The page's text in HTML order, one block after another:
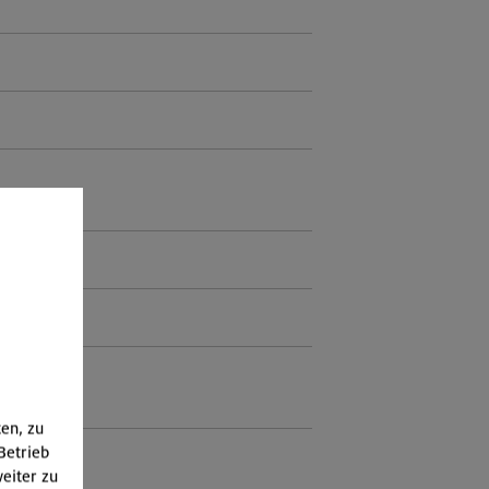
zu
zu